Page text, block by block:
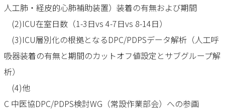
人工肺・経皮的心肺補助装置）装着の有無および期間
(2)ICU在室日数（1-3日vs 4-7日vs 8-14日）
(3)ICU層別化の根拠となるDPC/PDPSデータ解析（人工呼
吸器装着の有無と期間のカットオフ値設定とサブグループ解
析）
(4)他
C 中医協DPC/PDPS検討WG（常設作業部会）への参画